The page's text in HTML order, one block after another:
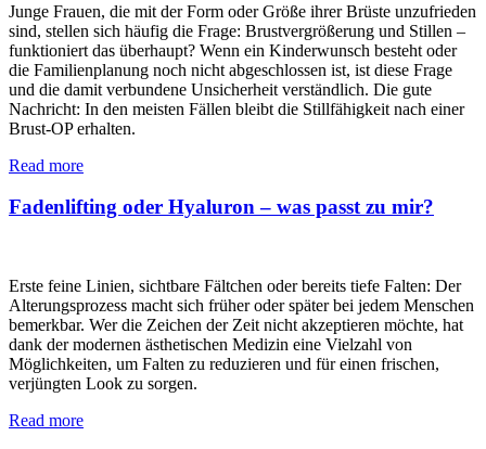
Junge Frauen, die mit der Form oder Größe ihrer Brüste unzufrieden
sind, stellen sich häufig die Frage: Brustvergrößerung und Stillen –
funktioniert das überhaupt? Wenn ein Kinderwunsch besteht oder
die Familienplanung noch nicht abgeschlossen ist, ist diese Frage
und die damit verbundene Unsicherheit verständlich. Die gute
Nachricht: In den meisten Fällen bleibt die Stillfähigkeit nach einer
Brust-OP erhalten.
Read more
Fadenlifting oder Hyaluron – was passt zu mir?
Erste feine Linien, sichtbare Fältchen oder bereits tiefe Falten: Der
Alterungsprozess macht sich früher oder später bei jedem Menschen
bemerkbar. Wer die Zeichen der Zeit nicht akzeptieren möchte, hat
dank der modernen ästhetischen Medizin eine Vielzahl von
Möglichkeiten, um Falten zu reduzieren und für einen frischen,
verjüngten Look zu sorgen.
Read more